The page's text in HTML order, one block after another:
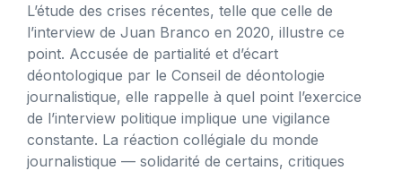
L’étude des crises récentes, telle que celle de
l’interview de Juan Branco en 2020, illustre ce
point. Accusée de partialité et d’écart
déontologique par le Conseil de déontologie
journalistique, elle rappelle à quel point l’exercice
de l’interview politique implique une vigilance
constante. La réaction collégiale du monde
journalistique — solidarité de certains, critiques